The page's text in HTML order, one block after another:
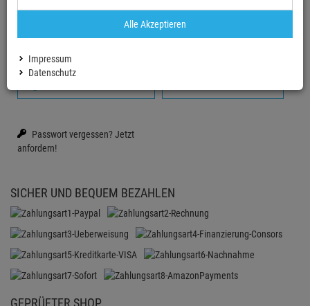
Passwort vergessen?Jetzt
anfordern!
SICHER UND BEQUEM BEZAHLEN
GEPRÜFTER SHOP
Alle Akzeptieren
Impressum
Datenschutz